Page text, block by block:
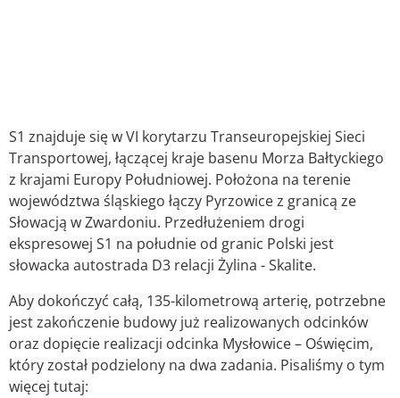
S1 znajduje się w VI korytarzu Transeuropejskiej Sieci
Transportowej, łączącej kraje basenu Morza Bałtyckiego
z krajami Europy Południowej. Położona na terenie
województwa śląskiego łączy Pyrzowice z granicą ze
Słowacją w Zwardoniu. Przedłużeniem drogi
ekspresowej S1 na południe od granic Polski jest
słowacka autostrada D3 relacji Żylina - Skalite.
Aby dokończyć całą, 135-kilometrową arterię, potrzebne
jest zakończenie budowy już realizowanych odcinków
oraz dopięcie realizacji odcinka Mysłowice – Oświęcim,
który został podzielony na dwa zadania. Pisaliśmy o tym
więcej tutaj: